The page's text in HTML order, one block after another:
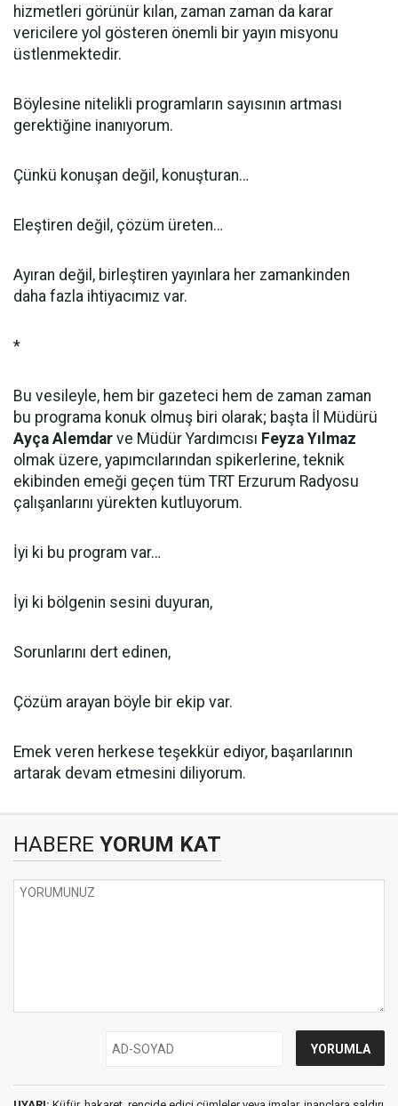
hizmetleri görünür kılan, zaman zaman da karar
vericilere yol gösteren önemli bir yayın misyonu
üstlenmektedir.
Böylesine nitelikli programların sayısının artması
gerektiğine inanıyorum.
Çünkü konuşan değil, konuşturan…
Eleştiren değil, çözüm üreten…
Ayıran değil, birleştiren yayınlara her zamankinden
daha fazla ihtiyacımız var.
*
Bu vesileyle, hem bir gazeteci hem de zaman zaman
bu programa konuk olmuş biri olarak; başta İl Müdürü
Ayça Alemdar ve Müdür Yardımcısı Feyza Yılmaz
olmak üzere, yapımcılarından spikerlerine, teknik
ekibinden emeği geçen tüm TRT Erzurum Radyosu
çalışanlarını yürekten kutluyorum.
İyi ki bu program var…
İyi ki bölgenin sesini duyuran,
Sorunlarını dert edinen,
Çözüm arayan böyle bir ekip var.
Emek veren herkese teşekkür ediyor, başarılarının
artarak devam etmesini diliyorum.
HABERE YORUM KAT